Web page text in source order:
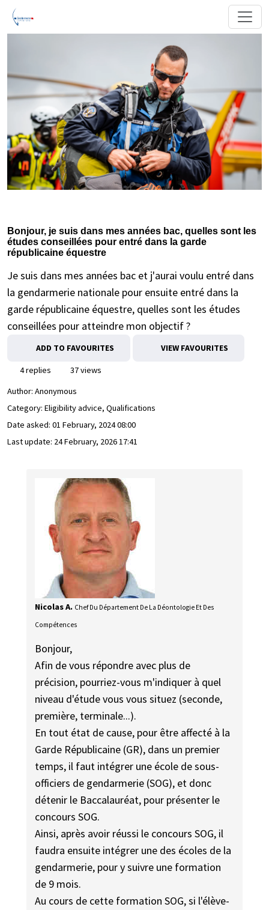
Bonjour, je suis dans mes années bac, quelles sont les
études conseillées pour entré dans la garde
républicaine équestre
Je suis dans mes années bac et j'aurai voulu entré dans
la gendarmerie nationale pour ensuite entré dans la
garde républicaine équestre, quelles sont les études
conseillées pour atteindre mon objectif ?
ADD TO FAVOURITES VIEW FAVOURITES
4 replies
37 views
Author: Anonymous
Category: Eligibility advice, Qualifications
Date asked: 01 February, 2024 08:00
Last update: 24 February, 2026 17:41
Nicolas A. Chef Du Département De La Déontologie Et Des
Compétences
Bonjour,
Afin de vous répondre avec plus de
précision, pourriez-vous m'indiquer à quel
niveau d'étude vous vous situez (seconde,
première, terminale...).
En tout état de cause, pour être affecté à la
Garde Républicaine (GR), dans un premier
temps, il faut intégrer une école de sous-
officiers de gendarmerie (SOG), et donc
détenir le Baccalauréat, pour présenter le
concours SOG.
Ainsi, après avoir réussi le concours SOG, il
faudra ensuite intégrer une des écoles de la
gendarmerie, pour y suivre une formation
de 9 mois.
Au cours de cette formation SOG, si l'élève-